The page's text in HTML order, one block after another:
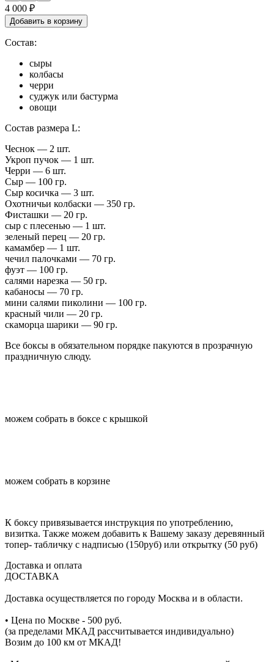
4 000 ₽
Добавить в корзину
Состав:
сыры
колбасы
черри
суджук или бастурма
овощи
Состав размера L:
Чеснок — 2 шт.
Укроп пучок — 1 шт.
Черри — 6 шт.
Сыр — 100 гр.
Сыр косичка — 3 шт.
Охотничьи колбаски — 350 гр.
Фисташки — 20 гр.
сыр с плесенью — 1 шт.
зеленый перец — 20 гр.
камамбер — 1 шт.
чечил палочками — 70 гр.
фуэт — 100 гр.
салями нарезка — 50 гр.
кабаносы — 70 гр.
мини салями пиколини — 100 гр.
красный чили — 20 гр.
скаморца шарики — 90 гр.
Все боксы в обязательном порядке пакуются в прозрачную
праздничную слюду.
можем собрать в боксе с крышкой
можем собрать в корзине
К боксу привязывается инструкция по употреблению,
визитка. Также можем добавить к Вашему заказу деревянный
топер- табличку с надписью (150руб) или открытку (50 руб)
Доставка и оплата
ДОСТАВКА
Доставка осуществляется по городу Москва и в области.
• Цена по Москве - 500 руб.
(за пределами МКАД рассчитывается индивидуально)
Возим до 100 км от МКАД!